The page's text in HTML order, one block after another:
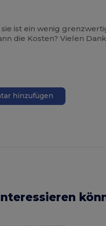
ist ein wenig
die Kosten? Vielen
hinzufügen